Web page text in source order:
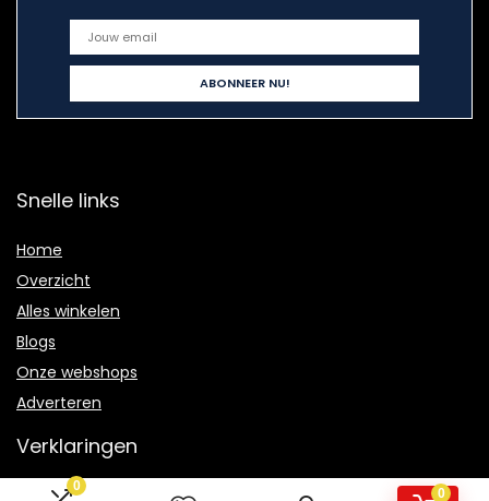
0
0
Snelle links
Home
Overzicht
Alles winkelen
Blogs
Onze webshops
Adverteren
Verklaringen
Privacybeleid